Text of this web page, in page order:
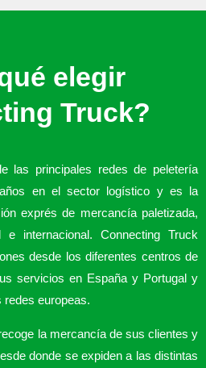
elegir
Truck?
las principales redes de peletería
en el sector logístico y es la
exprés de mercancía paletizada,
internacional. Connecting Truck
desde los diferentes centros de
servicios en España y Portugal y
redes europeas.
la mercancía de sus clientes y
donde se expiden a las distintas